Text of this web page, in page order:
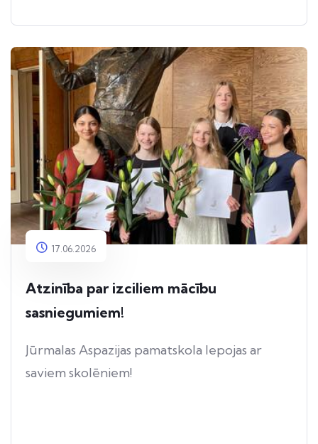
17.06.2026
Atzinība par izciliem mācību
sasniegumiem!
Jūrmalas Aspazijas pamatskola lepojas ar
saviem skolēniem!